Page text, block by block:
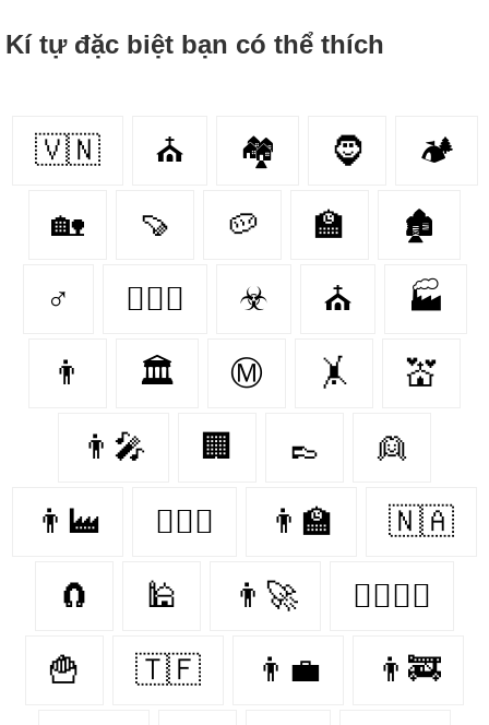
Kí tự đặc biệt bạn có thể thích
🇻🇳 ⛪️ 🏘 🧔 🏕️
🏡 🍠 🥔 🏫 🏚
♂ 👩‍❤️‍👨 ☣ ⛪ 🏭
👨 🏛 Ⓜ 🤸 💒
👨‍🎤 🏢 👞 👱
👨‍🏭 👨‍❤️‍👨 👨‍🏫 🇳🇦
🧲 🕌 👨‍🚀 👨‍❤️‍💋‍👨
🍟 🇹🇫 👨‍💼 👨‍🚒